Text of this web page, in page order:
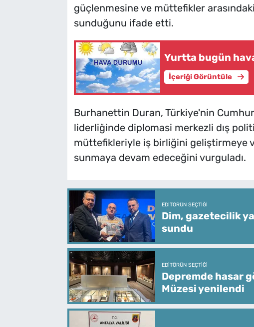
güçlenmesine ve müttefikler
sunduğunu ifade etti.
Yurtta bugün
İçeriği Görüntüle
Burhanettin Duran, Türkiye'nin
liderliğinde diplomasi merkezli dış
müttefikleriyle iş birliğini geliştirmeye
sunmaya devam edeceğini vurguladı.
EDITÖRÜN SEÇTIĞI
Dim, gazetecilik
sundu
EDITÖRÜN SEÇTIĞI
Depremde hasar
Müzesi yenilendi